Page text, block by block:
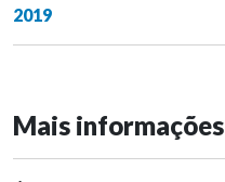
2019
Mais informações